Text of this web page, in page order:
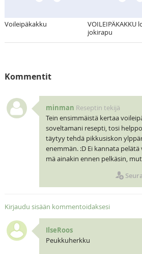
Voileipäkakku
VOILEIPÄKAKKU
jokirapu
Kommentit
minman Reseptin tekijä
Tein ensimmäistä kertaa
soveltamani resepti, tosi
täytyy tehdä pikkusiskon
enemmän. :D Ei kannata
mä ainakin ennen pelkäsin,
Kirjaudu sisään kommentoidaksesi
IlseRoos
Peukkuherkku